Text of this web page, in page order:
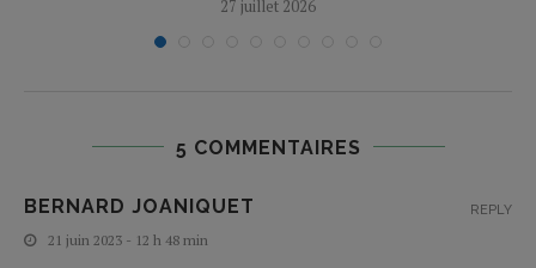
27 juillet 2026
5 COMMENTAIRES
BERNARD JOANIQUET
21 juin 2023 - 12 h 48 min
REPLY